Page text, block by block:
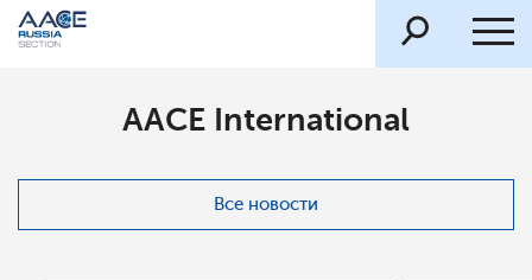
AACE International
Все новости